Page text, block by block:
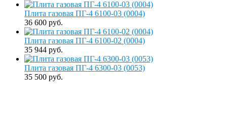
Плита газовая ПГ-4 6100-03 (0004)
36 600 руб.
Плита газовая ПГ-4 6100-02 (0004)
35 944 руб.
Плита газовая ПГ-4 6300-03 (0053)
35 500 руб.